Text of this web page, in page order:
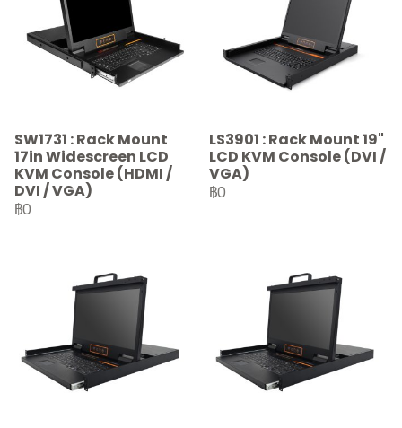
SW1731 : Rack Mount
17in Widescreen LCD
KVM Console (HDMI /
DVI / VGA)
฿0
LS3901 : Rack Mount 19"
LCD KVM Console (DVI /
VGA)
฿0